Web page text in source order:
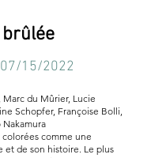
15/2022
du Mûrier, Lucie
Schopfer, Françoise Bolli,
Nakamura
comme une
et de son histoire. Le plus